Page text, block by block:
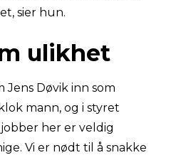
sier hun.
ulikhet
Døvik inn som
mann, og i styret
her er veldig
Vi er nødt til å snakke